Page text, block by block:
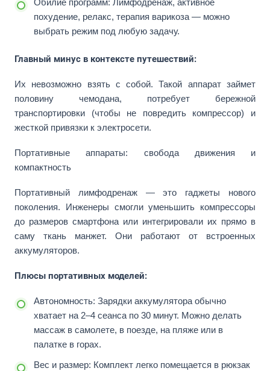
Обилие программ: Лимфодренаж, активное
похудение, релакс, терапия варикоза — можно
выбрать режим под любую задачу.
Главный минус в контексте путешествий:
Их невозможно взять с собой. Такой аппарат займет
половину чемодана, потребует бережной
транспортировки (чтобы не повредить компрессор) и
жесткой привязки к электросети.
Портативные аппараты: свобода движения и
компактность
Портативный лимфодренаж — это гаджеты нового
поколения. Инженеры смогли уменьшить компрессоры
до размеров смартфона или интегрировали их прямо в
саму ткань манжет. Они работают от встроенных
аккумуляторов.
Плюсы портативных моделей:
Автономность: Зарядки аккумулятора обычно
хватает на 2–4 сеанса по 30 минут. Можно делать
массаж в самолете, в поезде, на пляже или в
палатке в горах.
Вес и размер: Комплект легко помещается в рюкзак